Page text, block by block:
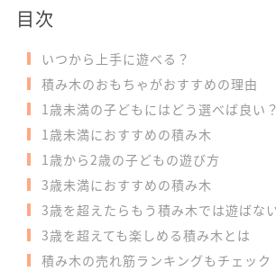
目次
いつから上手に遊べる？
積み木のおもちゃがおすすめの理由
1歳未満の子どもにはどう選べば良い？
1歳未満におすすめの積み木
1歳から2歳の子どもの遊び方
3歳未満におすすめの積み木
3歳を超えたらもう積み木では遊ばな
3歳を超えても楽しめる積み木とは
積み木の売れ筋ランキングもチェック